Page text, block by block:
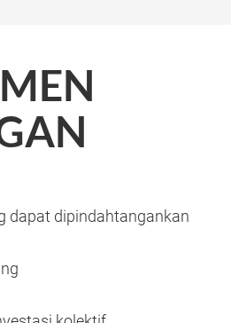
dapat dipindahtangankan